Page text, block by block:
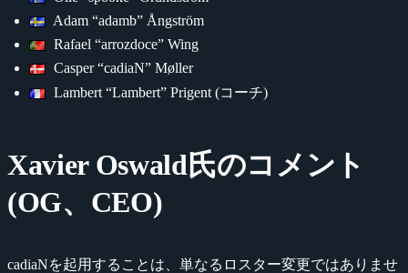
Adam “adamb” Ångström
Rafael “arrozdoce” Wing
Casper “cadiaN” Møller
Lambert “Lambert” Prigent (コーチ)
Xavier Oswald氏のコメント
(OG、CEO)
cadiaNを起用することは、単なるロスター変更ではありませ